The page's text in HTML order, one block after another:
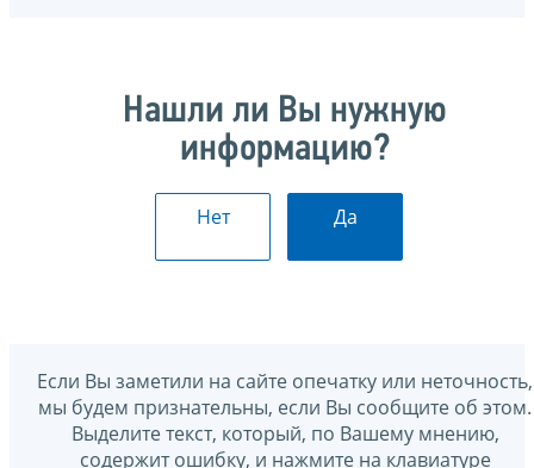
Нашли ли Вы нужную
информацию?
Нет Да
Если Вы заметили на сайте опечатку или неточность,
мы будем признательны, если Вы сообщите об этом.
Выделите текст, который, по Вашему мнению,
содержит ошибку, и нажмите на клавиатуре